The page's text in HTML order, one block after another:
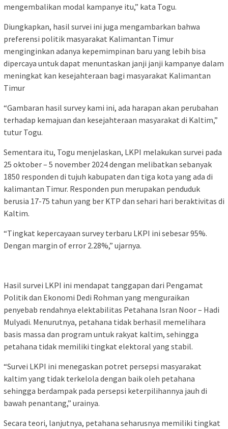
mengembalikan modal kampanye itu,” kata Togu.
Diungkapkan, hasil survei ini juga mengambarkan bahwa
preferensi politik masyarakat Kalimantan Timur
menginginkan adanya kepemimpinan baru yang lebih bisa
dipercaya untuk dapat menuntaskan janji janji kampanye dalam
meningkat kan kesejahteraan bagi masyarakat Kalimantan
Timur
“Gambaran hasil survey kami ini, ada harapan akan perubahan
terhadap kemajuan dan kesejahteraan masyarakat di Kaltim,”
tutur Togu.
Sementara itu, Togu menjelaskan, LKPI melakukan survei pada
25 oktober – 5 november 2024 dengan melibatkan sebanyak
1850 responden di tujuh kabupaten dan tiga kota yang ada di
kalimantan Timur. Responden pun merupakan penduduk
berusia 17-75 tahun yang ber KTP dan sehari hari beraktivitas di
Kaltim.
“Tingkat kepercayaan survey terbaru LKPI ini sebesar 95%.
Dengan margin of error 2.28%,” ujarnya.
Hasil survei LKPI ini mendapat tanggapan dari Pengamat
Politik dan Ekonomi Dedi Rohman yang menguraikan
penyebab rendahnya elektabilitas Petahana Isran Noor – Hadi
Mulyadi. Menurutnya, petahana tidak berhasil memelihara
basis massa dan program untuk rakyat kaltim, sehingga
petahana tidak memiliki tingkat elektoral yang stabil.
“Survei LKPI ini menegaskan potret persepsi masyarakat
kaltim yang tidak terkelola dengan baik oleh petahana
sehingga berdampak pada persepsi keterpilihannya jauh di
bawah penantang,” urainya.
Secara teori, lanjutnya, petahana seharusnya memiliki tingkat